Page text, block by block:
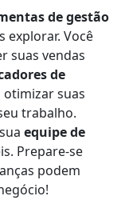
de gestão
explorar. Você
suas vendas
de
otimizar suas
trabalho.
equipe de
Prepare-se
podem